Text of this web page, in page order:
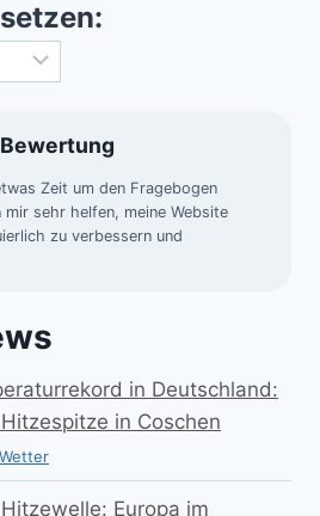
Zeit um den Fragebogen
mir sehr helfen, meine Website
zu verbessern und
in Deutschland:
in Coschen
Wetter
Europa im